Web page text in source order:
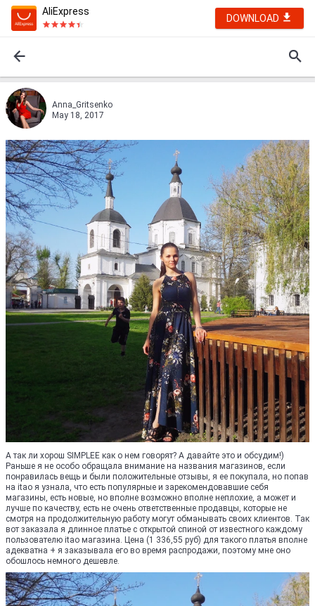
AliExpress
DOWNLOAD
Anna_Gritsenko
May 18, 2017
А так ли хорош SIMPLEE как о нем говорят? А давайте это и обсудим!)
Раньше я не особо обращала внимание на названия магазинов, если
понравилась вещь и были положительные отзывы, я ее покупала, но попав
на itao я узнала, что есть популярные и зарекомендовавшие себя
магазины, есть новые, но вполне возможно вполне неплохие, а может и
лучше по качеству, есть не очень ответственные продавцы, которые не
смотря на продолжительную работу могут обманывать своих клиентов. Так
вот заказала я длинное платье с открытой спиной от известного каждому
пользователю itao магазина. Цена (1 336,55 руб) для такого платья вполне
адекватна + я заказывала его во время распродажи, поэтому мне оно
обошлось немного дешевле.